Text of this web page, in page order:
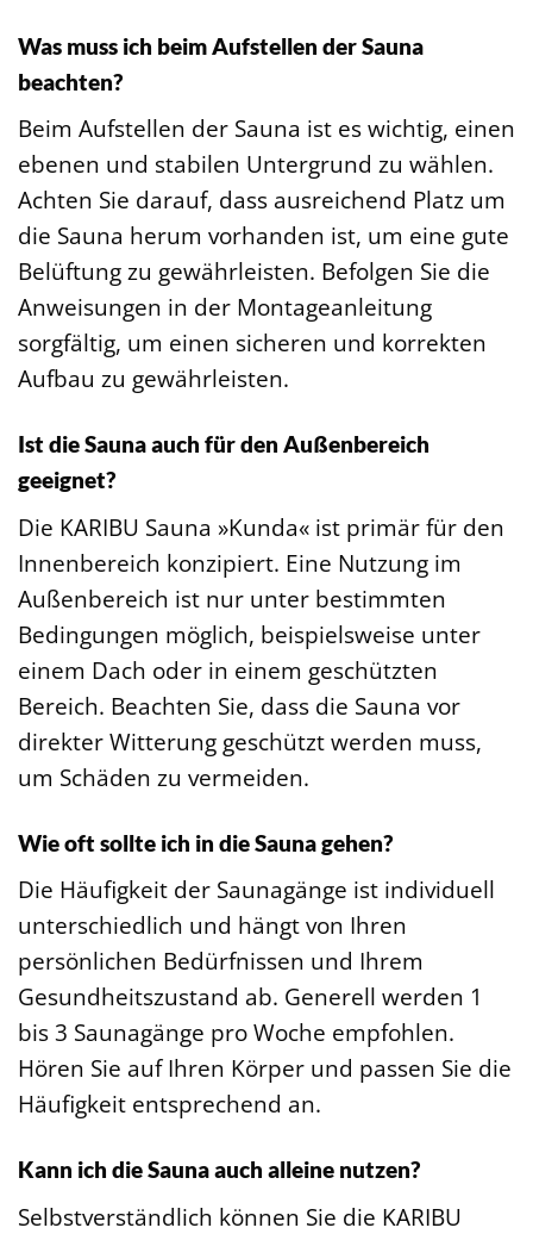
Was muss ich beim Aufstellen der Sauna
beachten?
Beim Aufstellen der Sauna ist es wichtig, einen
ebenen und stabilen Untergrund zu wählen.
Achten Sie darauf, dass ausreichend Platz um
die Sauna herum vorhanden ist, um eine gute
Belüftung zu gewährleisten. Befolgen Sie die
Anweisungen in der Montageanleitung
sorgfältig, um einen sicheren und korrekten
Aufbau zu gewährleisten.
Ist die Sauna auch für den Außenbereich
geeignet?
Die KARIBU Sauna »Kunda« ist primär für den
Innenbereich konzipiert. Eine Nutzung im
Außenbereich ist nur unter bestimmten
Bedingungen möglich, beispielsweise unter
einem Dach oder in einem geschützten
Bereich. Beachten Sie, dass die Sauna vor
direkter Witterung geschützt werden muss,
um Schäden zu vermeiden.
Wie oft sollte ich in die Sauna gehen?
Die Häufigkeit der Saunagänge ist individuell
unterschiedlich und hängt von Ihren
persönlichen Bedürfnissen und Ihrem
Gesundheitszustand ab. Generell werden 1
bis 3 Saunagänge pro Woche empfohlen.
Hören Sie auf Ihren Körper und passen Sie die
Häufigkeit entsprechend an.
Kann ich die Sauna auch alleine nutzen?
Selbstverständlich können Sie die KARIBU